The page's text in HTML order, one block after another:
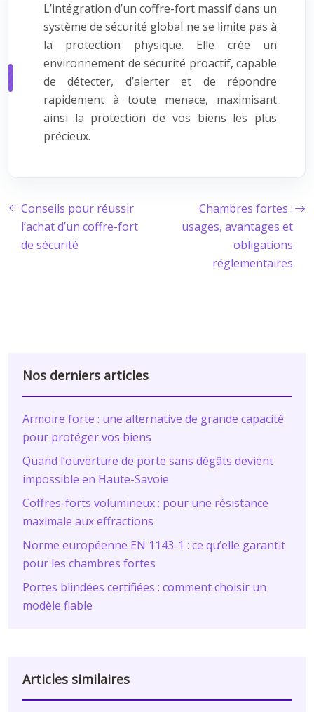
L’intégration d’un coffre-fort massif dans un
système de sécurité global ne se limite pas à
la protection physique. Elle crée un
environnement de sécurité proactif, capable
de détecter, d’alerter et de répondre
rapidement à toute menace, maximisant
ainsi la protection de vos biens les plus
précieux.
Conseils pour réussir
l’achat d’un coffre-fort
de sécurité
Chambres fortes :
usages, avantages et
obligations
réglementaires
Nos derniers articles
Armoire forte : une alternative de grande capacité
pour protéger vos biens
Quand l’ouverture de porte sans dégâts devient
impossible en Haute-Savoie
Coffres-forts volumineux : pour une résistance
maximale aux effractions
Norme européenne EN 1143-1 : ce qu’elle garantit
pour les chambres fortes
Portes blindées certifiées : comment choisir un
modèle fiable
Articles similaires